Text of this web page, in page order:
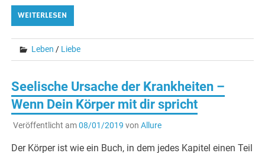
WEITERLESEN
Leben / Liebe
Seelische Ursache der Krankheiten –
Wenn Dein Körper mit dir spricht
Veröffentlicht am08/01/2019 von Allure
Der Körper ist wie ein Buch, in dem jedes Kapitel einen Teil